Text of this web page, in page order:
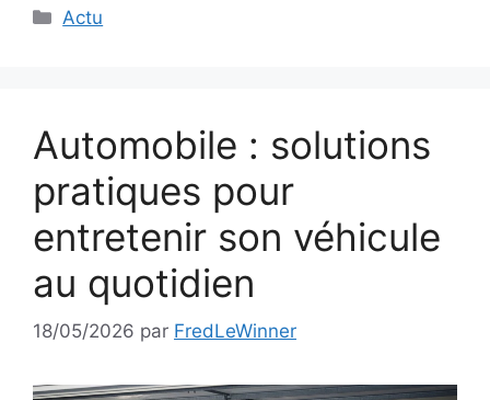
Catégories
Actu
Automobile : solutions
pratiques pour
entretenir son véhicule
au quotidien
18/05/2026 par FredLeWinner